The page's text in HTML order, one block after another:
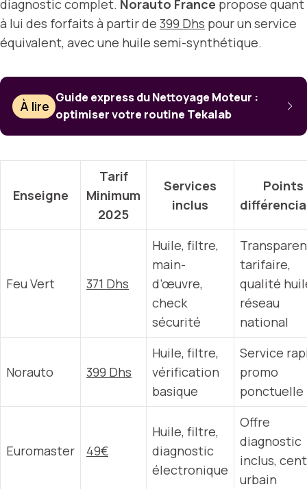
diagnostic complet. Norauto France propose quant
à lui des forfaits à partir de 399 Dhs pour un service
équivalent, avec une huile semi-synthétique.
À lire
Guide express du Nettoyage Moteur :
optimiser votre routine Tekalab
Enseigne
Tarif
Minimum
2025
Services
inclus
Points
Feu Vert 371 Dhs
Huile, filtre,
main-
d’œuvre,
check
sécurité
tarifaire,
qualité
réseau
national
Norauto 399 Dhs
Huile, filtre,
vérification
basique
Service
promo
ponctuelle
Euromaster 49€
Huile, filtre,
diagnostic
électronique
Offre
diagnostic
inclus,
urbain